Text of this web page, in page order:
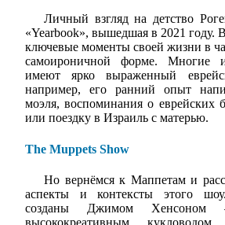
Личный взгляд на детство
«Yearbook», вышедшая в 2021 году.
ключевые моменты своей жизни в
самоироничной форме. Многие
имеют ярко выраженный
например, его ранний опыт
моэля, воспоминания о еврейских
или поездку в Израиль с матерью.
The Muppets Show
Но вернёмся к Маппетам и
аспекты и контексты этого
созданы Джимом Хенсоном
высококреативным